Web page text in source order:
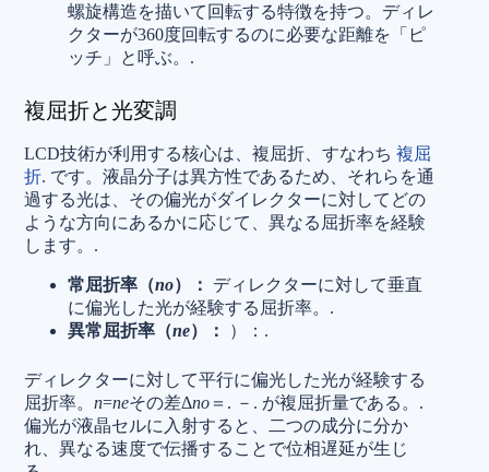
螺旋構造を描いて回転する特徴を持つ。ディレ
クターが360度回転するのに必要な距離を「ピ
ッチ」と呼ぶ。.
複屈折と光変調
LCD技術が利用する核心は、複屈折、すなわち 複屈
折. です。液晶分子は異方性であるため、それらを通
過する光は、その偏光がダイレクターに対してどの
ような方向にあるかに応じて、異なる屈折率を経験
します。.
常屈折率（no​）：
ディレクターに対して垂直
に偏光した光が経験する屈折率。.
異常屈折率（ne​）： ​）：.
ディレクターに対して平行に偏光した光が経験する
屈折率。 n=neその差Δno ​＝. ​－. ​が複屈折量である。.
偏光が液晶セルに入射すると、二つの成分に分か
れ、異なる速度で伝播することで位相遅延が生じ